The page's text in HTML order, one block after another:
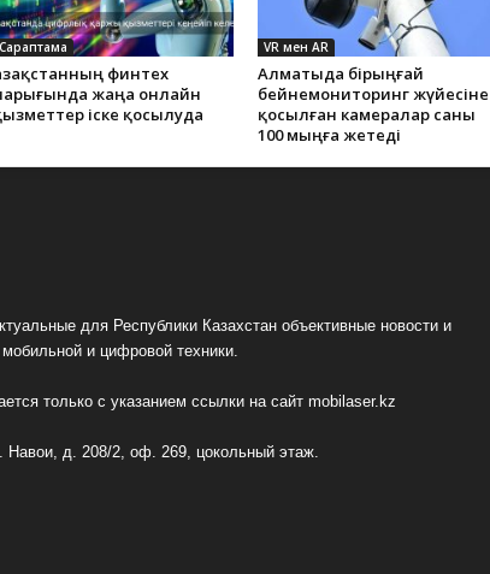
Сараптама
финтех
жаңа онлайн
іске қосылуда
VR мен AR
Алматыда бірыңғай
бейнемониторинг жүйесіне
қосылған камералар саны
100 мыңға жетеді
для Республики Казахстан объективные новости и
и цифровой техники.
только с указанием ссылки на сайт mobilaser.kz
Навои, д. 208/2, оф. 269, цокольный этаж.